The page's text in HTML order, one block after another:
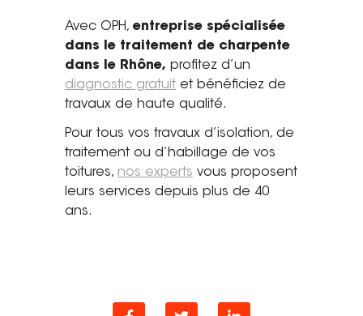
Avec OPH, entreprise spécialisée
dans le traitement de charpente
dans le Rhône, profitez d’un
diagnostic gratuit et bénéficiez de
travaux de haute qualité.
Pour tous vos travaux d’isolation, de
traitement ou d’habillage de vos
toitures, nos experts vous proposent
leurs services depuis plus de 40
ans.